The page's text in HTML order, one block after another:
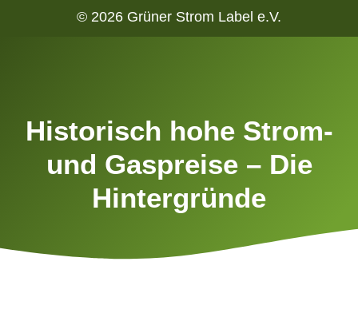
© 2026 Grüner Strom Label e.V.
Historisch hohe Strom-
und Gaspreise – Die
Hintergründe